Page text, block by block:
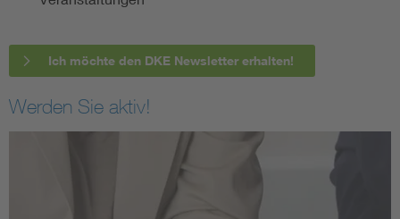
Ich möchte den DKE Newsletter erhalten!
Werden Sie aktiv!